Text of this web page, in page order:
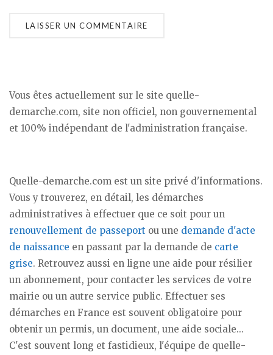
Vous êtes actuellement sur le site quelle-
demarche.com, site non officiel, non gouvernemental
et 100% indépendant de l'administration française.
Quelle-demarche.com est un site privé d'informations.
Vous y trouverez, en détail, les démarches
administratives à effectuer que ce soit pour un
renouvellement de passeport ou une demande d'acte
de naissance en passant par la demande de carte
grise. Retrouvez aussi en ligne une aide pour résilier
un abonnement, pour contacter les services de votre
mairie ou un autre service public. Effectuer ses
démarches en France est souvent obligatoire pour
obtenir un permis, un document, une aide sociale...
C'est souvent long et fastidieux, l'équipe de quelle-